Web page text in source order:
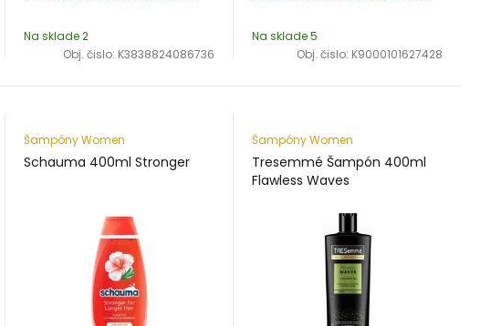
Na sklade 2
Obj. čislo: K3838824086736
Na sklade 5
Obj. čislo: K9000101627428
Šampóny Women
Schauma 400ml Stronger
Šampóny Women
Tresemmé Šampón 400ml
Flawless Waves